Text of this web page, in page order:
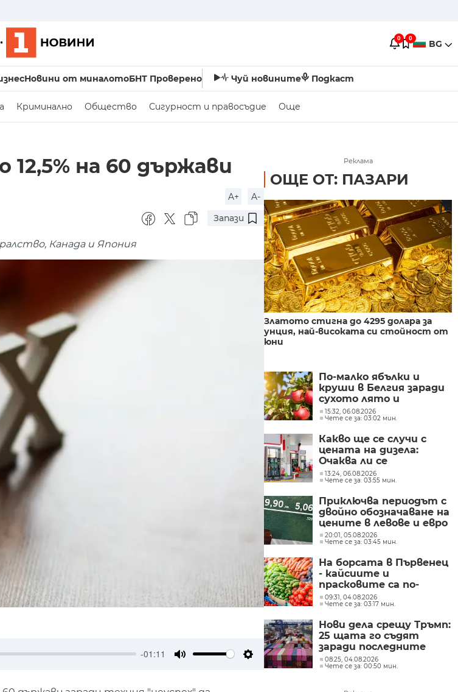
0 0 BG
Новини от миналотоБНТ Проверено Чуй новините Подкаст
Криминално Общество Сигурност и правосъдие Още
на 60 държави
A+
A-
Запази
Канада и Япония
-01:11
Settings
Реклама
ОЩЕ ОТ: ПАЗАРИ
Златото стигна до 4295 долара за
унция, най-високата си стойност от
юни
По-малко ябълки и
круши в Белгия заради
сухото лято и
градушките
15:32, 06.08.2026
Чете се за: 03:02 мин.
Какво ще се случи с
цената на дизела:
Очаква ли се
поевтиняване или нов
ръст?
13:24, 06.08.2026
Чете се за: 03:55 мин.
Приключва периодът с
двойно обозначаване на
цените в левове и евро
20:01, 05.08.2026
Чете се за: 03:45 мин.
На борсата в Първенец
- кайсиите и
прасковите са по-
евтини от миналата
година
09:31, 04.08.2026
Чете се за: 03:17 мин.
Нови дела срещу Тръмп:
25 щата го съдят
заради последните
мита върху вноса
08:25, 04.08.2026
Чете се за: 00:50 мин.